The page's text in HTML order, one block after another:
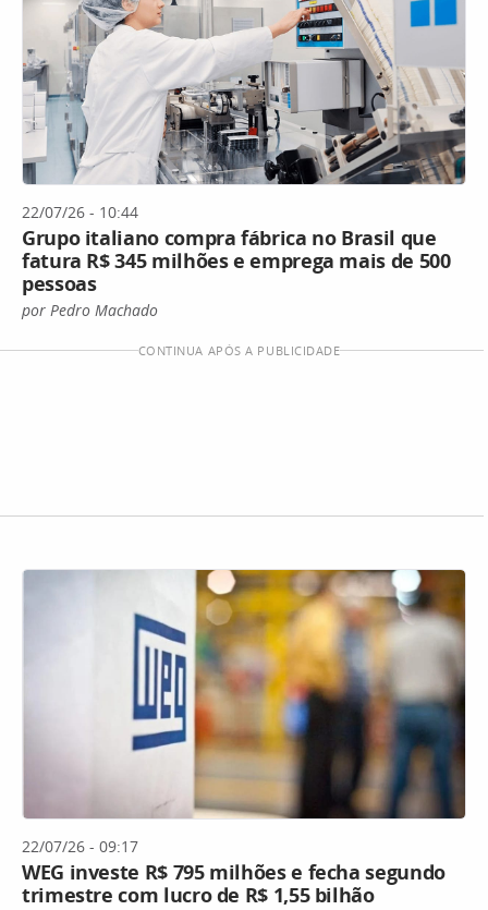
22/07/26 - 10:44
Grupo italiano compra fábrica no Brasil que
fatura R$ 345 milhões e emprega mais de 500
pessoas
por Pedro Machado
CONTINUA APÓS A PUBLICIDADE
22/07/26 - 09:17
WEG investe R$ 795 milhões e fecha segundo
trimestre com lucro de R$ 1,55 bilhão